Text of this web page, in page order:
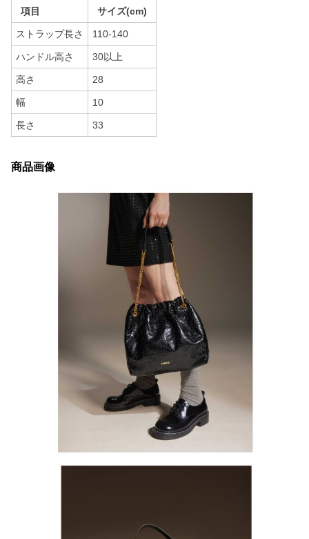
項目 サイズ(cm)
ストラップ長さ 110-140
ハンドル高さ 30以上
高さ 28
幅 10
長さ 33
商品画像